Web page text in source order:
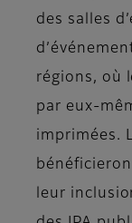
des salles
régions, où
par eux-
imprimées.
leur